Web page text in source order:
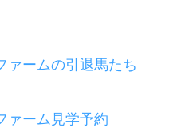
ァームの引退馬たち
ァーム見学予約